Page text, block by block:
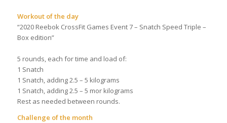
Workout of the day
“2020 Reebok CrossFit Games Event 7 – Snatch Speed Triple –
Box edition”
5 rounds, each for time and load of:
1 Snatch
1 Snatch, adding 2.5 – 5 kilograms
1 Snatch, adding 2.5 – 5 mor kilograms
Rest as needed between rounds.
Challenge of the month